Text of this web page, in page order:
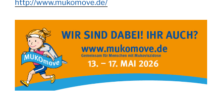
http://www.mukomove.de/